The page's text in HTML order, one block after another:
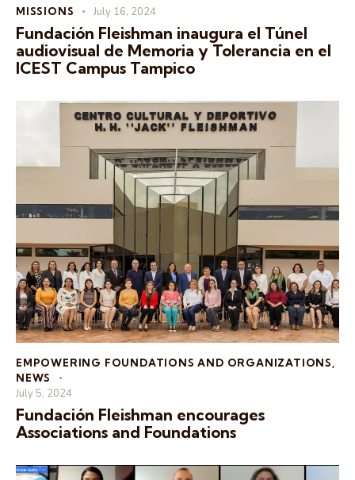
MISSIONS July 16, 2024
Fundación Fleishman inaugura el Túnel
audiovisual de Memoria y Tolerancia en el
ICEST Campus Tampico
EMPOWERING FOUNDATIONS AND ORGANIZATIONS
NEWS
July 5, 2024
Fundación Fleishman encourages
Associations and Foundations